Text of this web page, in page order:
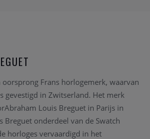
oorsprong Frans horlogemerk, waarvan
gevestigd in Zwitserland. Het merk
Louis Breguet in Parijs in
Breguet onderdeel van de Swatch
horloges vervaardigd in het